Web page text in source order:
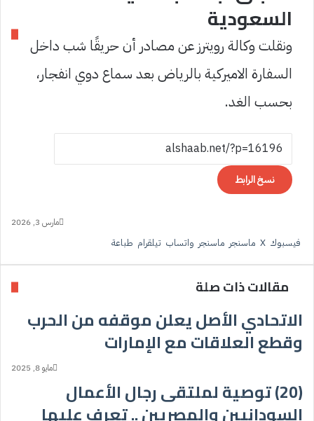
السعودية
ونقلت وكالة رويترز عن مصادر أن حريقًا شب داخل
السفارة الاميركية بالرياض بعد سماع دوي انفجار،
بحسب الغد.
نسخ الرابط
مارس 3, 2026
فيسبوك ‫X ماسنجر ماسنجر واتساب تيلقرام طباعة
مقالات ذات صلة
الاتحادي الأصل يعلن موقفه من الحرب
وقطع العلاقات مع الإمارات
مايو 8, 2025
(20) توصية لملتقى رجال الأعمال
السودانيين والمصريين .. تعرف عليها